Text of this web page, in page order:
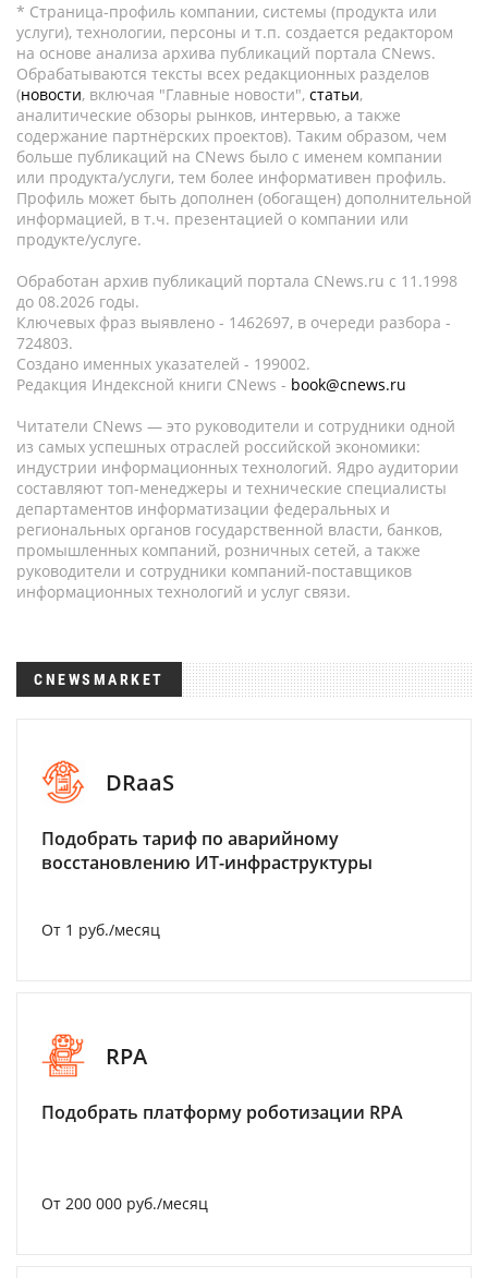
* Страница-профиль компании, системы (продукта или
услуги), технологии, персоны и т.п. создается редактором
на основе анализа архива публикаций портала CNews.
Обрабатываются тексты всех редакционных разделов
(новости, включая "Главные новости", статьи,
аналитические обзоры рынков, интервью, а также
содержание партнёрских проектов). Таким образом, чем
больше публикаций на CNews было с именем компании
или продукта/услуги, тем более информативен профиль.
Профиль может быть дополнен (обогащен) дополнительной
информацией, в т.ч. презентацией о компании или
продукте/услуге.
Обработан архив публикаций портала CNews.ru c 11.1998
до 08.2026 годы.
Ключевых фраз выявлено - 1462697, в очереди разбора -
724803.
Создано именных указателей - 199002.
Редакция Индексной книги CNews - book@cnews.ru
Читатели CNews — это руководители и сотрудники одной
из самых успешных отраслей российской экономики:
индустрии информационных технологий. Ядро аудитории
составляют топ-менеджеры и технические специалисты
департаментов информатизации федеральных и
региональных органов государственной власти, банков,
промышленных компаний, розничных сетей, а также
руководители и сотрудники компаний-поставщиков
информационных технологий и услуг связи.
CNEWSMARKET
DRaaS
Подобрать тариф по аварийному
восстановлению ИТ-инфраструктуры
От 1 руб./месяц
RPA
Подобрать платформу роботизации RPA
От 200 000 руб./месяц